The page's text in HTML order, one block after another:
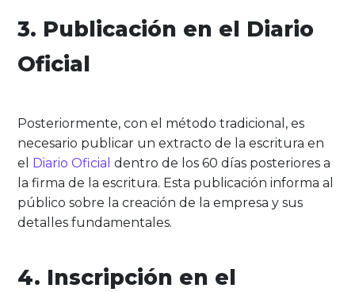
3. Publicación en el Diario
Oficial
Posteriormente, con el método tradicional, es
necesario publicar un extracto de la escritura en
el
Diario Oficial dentro de los 60 días posteriores a
la firma de la escritura. Esta publicación informa al
público sobre la creación de la empresa y sus
detalles fundamentales.
4. Inscripción en el